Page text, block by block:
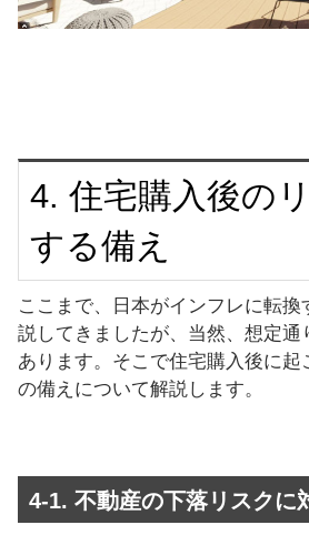
4. 住宅購入後の
する備え
ここまで、日本がインフレに転
説してきましたが、当然、想定通
あります。そこで住宅購入後に起
の備えについて解説します。
4-1. 不動産の下落リスクに